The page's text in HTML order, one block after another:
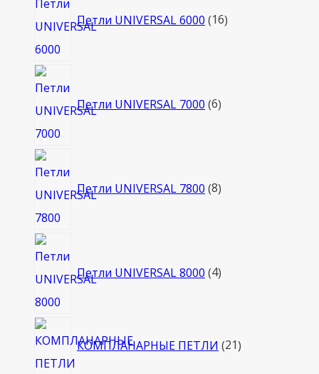
Петли UNIVERSAL 6000 16товаров
Петли UNIVERSAL 7000 6товаров
Петли UNIVERSAL 7800 8товаров
Петли UNIVERSAL 8000 4товара
КОМПЛАНАРНЫЕ ПЕТЛИ 21товар